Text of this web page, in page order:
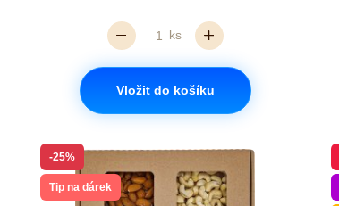
ks
Vložit do košíku
-25%
Tip na dárek